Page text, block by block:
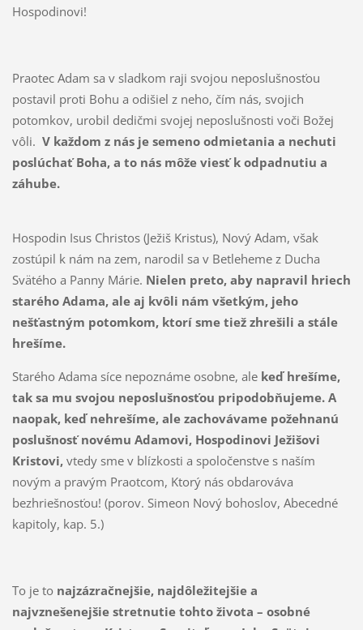
Hospodinovi!
Praotec Adam sa v sladkom raji svojou neposlušnosťou
postavil proti Bohu a odišiel z neho, čím nás, svojich
potomkov, urobil dedičmi svojej neposlušnosti voči Božej
vôli. V každom z nás je semeno odmietania a nechuti
poslúchať Boha, a to nás môže viesť k odpadnutiu a
záhube.
Hospodin Isus Christos (Ježiš Kristus), Nový Adam, však
zostúpil k nám na zem, narodil sa v Betleheme z Ducha
Svätého a Panny Márie. Nielen preto, aby napravil hriech
starého Adama, ale aj kvôli nám všetkým, jeho
nešťastným potomkom, ktorí sme tiež zhrešili a stále
hrešíme.
Starého Adama síce nepoznáme osobne, ale keď hrešíme,
tak sa mu svojou neposlušnosťou pripodobňujeme. A
naopak, keď nehrešíme, ale zachovávame požehnanú
poslušnosť novému Adamovi, Hospodinovi Ježišovi
Kristovi,vtedy sme v blízkosti a spoločenstve s naším
novým a pravým Praotcom, Ktorý nás obdarováva
bezhriešnosťou! (porov. Simeon Nový bohoslov, Abecedné
kapitoly, kap. 5.)
To je to najzázračnejšie, najdôležitejšie a
najvznešenejšie stretnutie tohto života – osobné